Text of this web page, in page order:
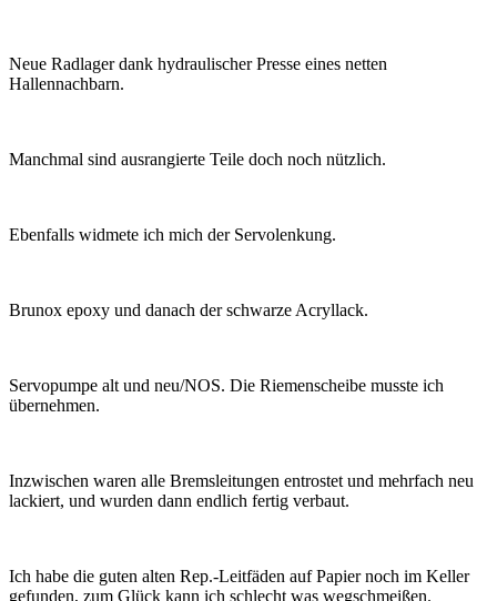
Neue Radlager dank hydraulischer Presse eines netten
Hallennachbarn.
Manchmal sind ausrangierte Teile doch noch nützlich.
Ebenfalls widmete ich mich der Servolenkung.
Brunox epoxy und danach der schwarze Acryllack.
Servopumpe alt und neu/NOS. Die Riemenscheibe musste ich
übernehmen.
Inzwischen waren alle Bremsleitungen entrostet und mehrfach neu
lackiert, und wurden dann endlich fertig verbaut.
Ich habe die guten alten Rep.-Leitfäden auf Papier noch im Keller
gefunden, zum Glück kann ich schlecht was wegschmeißen.